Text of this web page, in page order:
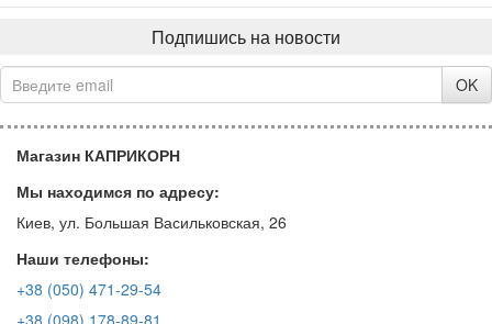
Подпишись на новости
OK
Магазин КАПРИКОРН
Мы находимся по адресу:
Киев, ул. Большая Васильковская, 26
Наши телефоны:
+38 (050) 471-29-54
+38 (098) 178-89-81